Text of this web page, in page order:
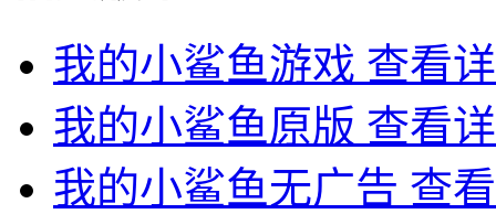
我的小鲨鱼游戏 查看
我的小鲨鱼原版 查看
我的小鲨鱼无广告 查